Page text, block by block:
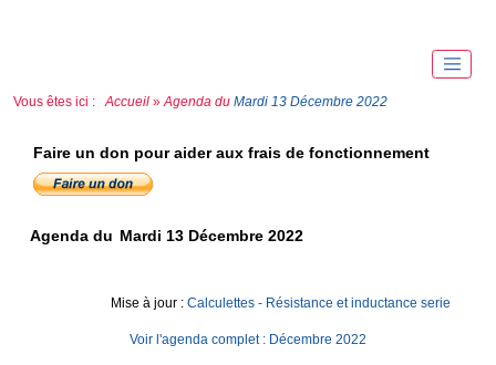
Vous êtes ici : Accueil » Agenda du Mardi 13 Décembre 2022
Faire un don pour aider aux frais de fonctionnement
Agenda du Mardi 13 Décembre 2022
Mise à jour : Calculettes - Résistance et inductance serie
Voir l'agenda complet : Décembre 2022